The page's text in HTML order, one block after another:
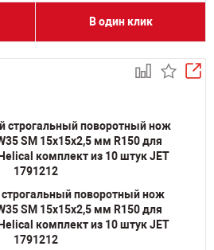
В один клик
поворотный нож
SM 15х15х2,5 мм R150 для
комплект из 10 штук JET
1791212